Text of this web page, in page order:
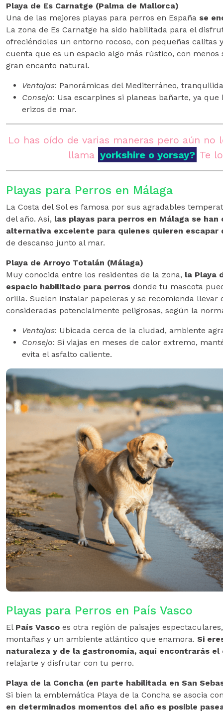
Playa de Es Carnatge (Palma de Mallorca)
Una de las mejores playas para perros en España se
La zona de Es Carnatge ha sido habilitada para el
ofreciéndoles un entorno rocoso, con pequeñas calitas
cuenta que es un espacio algo más rústico, con menos
gran encanto natural.
Ventajas: Panorámicas del Mediterráneo,
Consejo: Usa escarpines si planeas bañarte, ya que
erizos de mar.
Lo has oído de varias maneras pero aún no
llama yorkshire o yorsay? Te
Playas para Perros en Málaga
La Costa del Sol es famosa por sus agradables
del año. Así, las playas para perros en Málaga se
alternativa excelente para quienes quieren
de descanso junto al mar.
Playa de Arroyo Totalán (Málaga)
Muy conocida entre los residentes de la zona, la Playa
espacio habilitado para perros donde tu mascota
orilla. Suelen instalar papeleras y se recomienda llevar
consideradas potencialmente peligrosas, según la
Ventajas: Ubicada cerca de la ciudad, ambiente
Consejo: Si viajas en meses de calor extremo,
evita el asfalto caliente.
Playas para Perros en País Vasco
El País Vasco es otra región de paisajes
montañas y un ambiente atlántico que enamora. Si
naturaleza y de la gastronomía, aquí encontrarás
relajarte y disfrutar con tu perro.
Playa de la Concha (en parte habilitada en San
Si bien la emblemática Playa de la Concha se asocia
en determinados momentos del año es posible